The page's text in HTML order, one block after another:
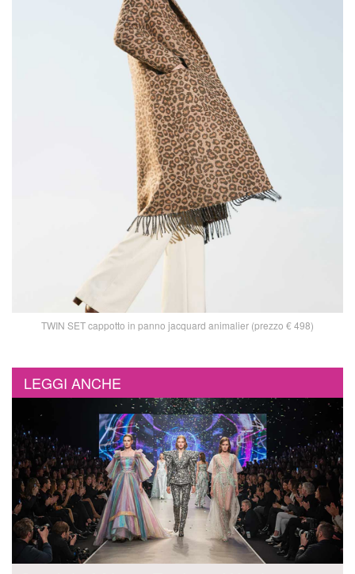
TWIN SET cappotto in panno jacquard animalier (prezzo € 498)
LEGGI ANCHE